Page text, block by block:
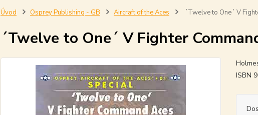
Úvod Osprey Publishing - GB Aircraft of the Aces ´Twelve to One´ V
´Twelve to One´ V Fighter
ISBN